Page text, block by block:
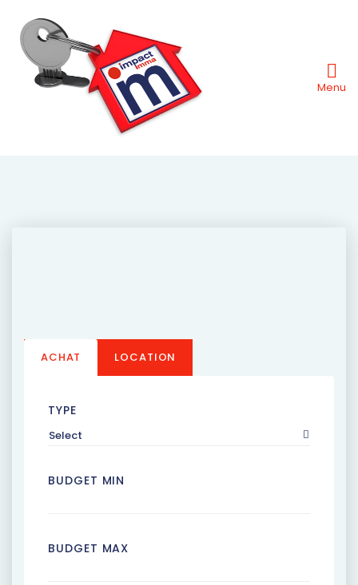
Menu
ACHAT LOCATION
TYPE
Select
BUDGET MIN
BUDGET MAX